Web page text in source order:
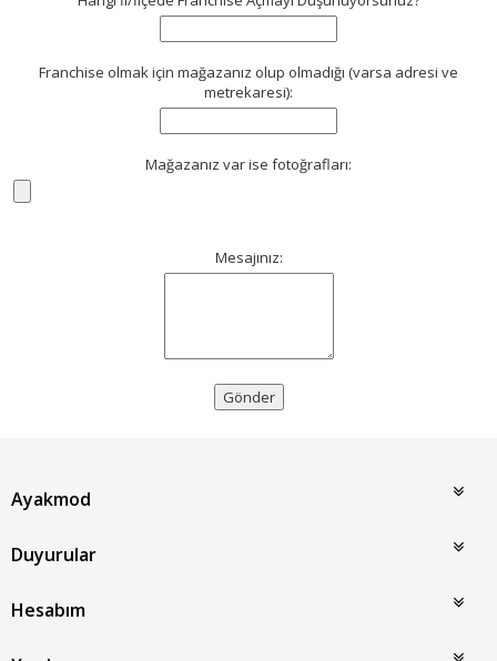
Franchise olmak için mağazanız olup olmadığı (varsa adresi ve
metrekaresi):
Mağazanız var ise fotoğrafları:
Mesajınız:
Gönder
Ayakmod
Duyurular
Hesabım